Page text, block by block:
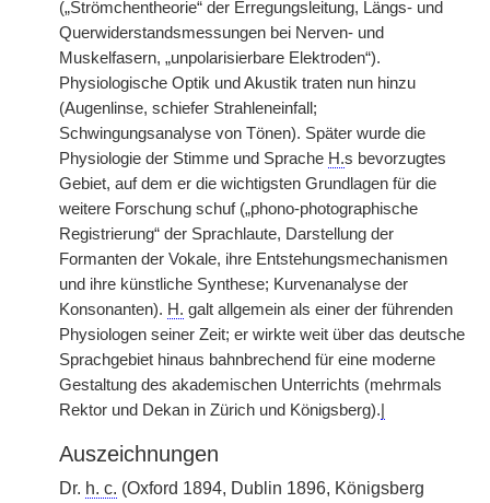
(„Strömchentheorie“ der Erregungsleitung, Längs- und
Querwiderstandsmessungen bei Nerven- und
Muskelfasern, „unpolarisierbare Elektroden“).
Physiologische Optik und Akustik traten nun hinzu
(Augenlinse, schiefer Strahleneinfall;
Schwingungsanalyse von Tönen). Später wurde die
Physiologie der Stimme und Sprache H.s bevorzugtes
Gebiet, auf dem er die wichtigsten Grundlagen für die
weitere Forschung schuf („phono-photographische
Registrierung“ der Sprachlaute, Darstellung der
Formanten der Vokale, ihre Entstehungsmechanismen
und ihre künstliche Synthese; Kurvenanalyse der
Konsonanten). H. galt allgemein als einer der führenden
Physiologen seiner Zeit; er wirkte weit über das deutsche
Sprachgebiet hinaus bahnbrechend für eine moderne
Gestaltung des akademischen Unterrichts (mehrmals
Rektor und Dekan in Zürich und Königsberg).
Auszeichnungen
Dr. h. c. (Oxford 1894, Dublin 1896, Königsberg